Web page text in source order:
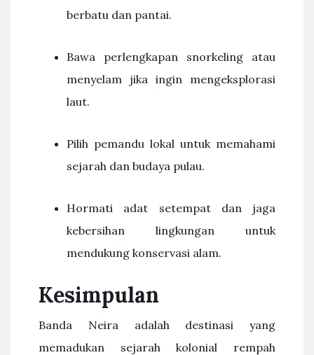
berbatu dan pantai.
Bawa perlengkapan snorkeling atau
menyelam jika ingin mengeksplorasi
laut.
Pilih pemandu lokal untuk memahami
sejarah dan budaya pulau.
Hormati adat setempat dan jaga
kebersihan lingkungan untuk
mendukung konservasi alam.
Kesimpulan
Banda Neira adalah destinasi yang
memadukan sejarah kolonial rempah